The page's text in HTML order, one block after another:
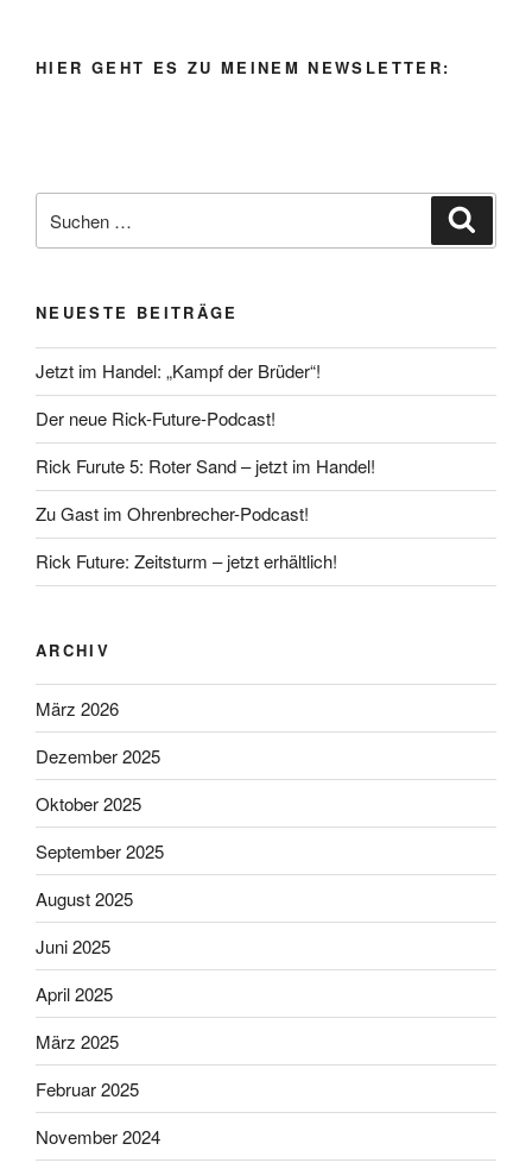
HIER GEHT ES ZU MEINEM NEWSLETTER:
nach:
NEUESTE BEITRÄGE
Jetzt im Handel: „Kampf der Brüder“!
Der neue Rick-Future-Podcast!
Rick Furute 5: Roter Sand – jetzt im Handel!
Zu Gast im Ohrenbrecher-Podcast!
Rick Future: Zeitsturm – jetzt erhältlich!
ARCHIV
März 2026
Dezember 2025
Oktober 2025
September 2025
August 2025
Juni 2025
April 2025
März 2025
Februar 2025
November 2024